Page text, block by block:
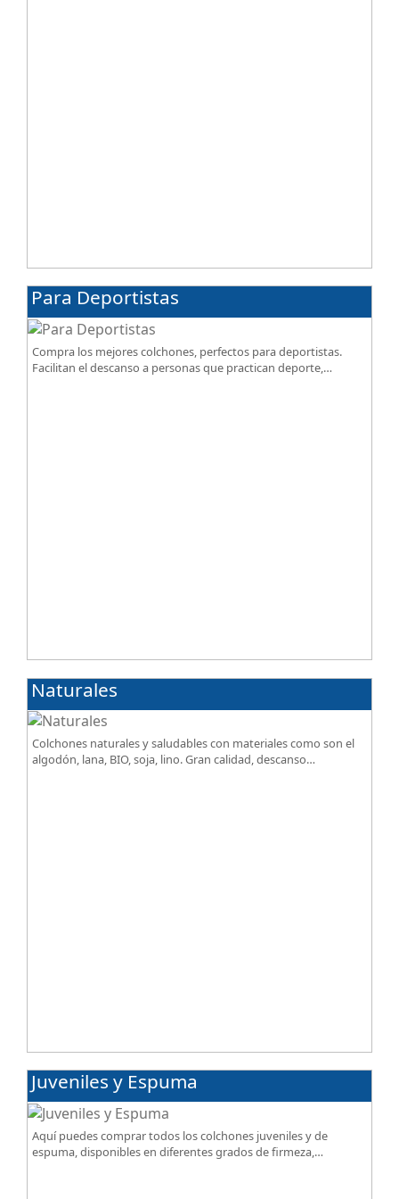
Para Deportistas
Compra los mejores colchones, perfectos para deportistas.
Facilitan el descanso a personas que practican deporte,
Naturales
Colchones naturales y saludables con materiales como son el
algodón, lana, BIO, soja, lino. Gran calidad, descanso
Juveniles y Espuma
Aquí puedes comprar todos los colchones juveniles y de
espuma, disponibles en diferentes grados de firmeza,